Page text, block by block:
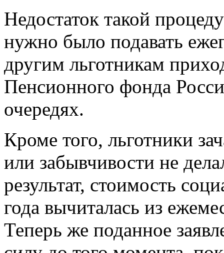
Недостаток такой
нужно было подавать
другим льготникам
Пенсионного фонда
очередях.
Кроме того, льготники
или забывчивости не
результат, стоимость
года вычиталась из
Теперь же поданное